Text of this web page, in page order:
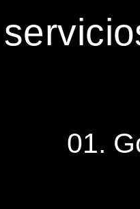
01.